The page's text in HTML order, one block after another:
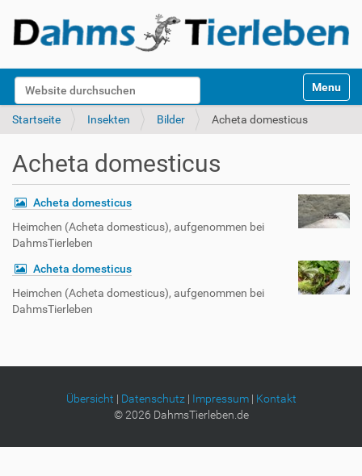
Website durchsuchen
k
Toggle
Startseite Insekten Bilder Acheta domesticus
Acheta domesticus
Acheta domesticus
Heimchen (Acheta domesticus), aufgenommen bei
DahmsTierleben
Acheta domesticus
Heimchen (Acheta domesticus), aufgenommen bei
DahmsTierleben
Übersicht | Datenschutz| Impressum| Kontakt
©2026 DahmsTierleben.de